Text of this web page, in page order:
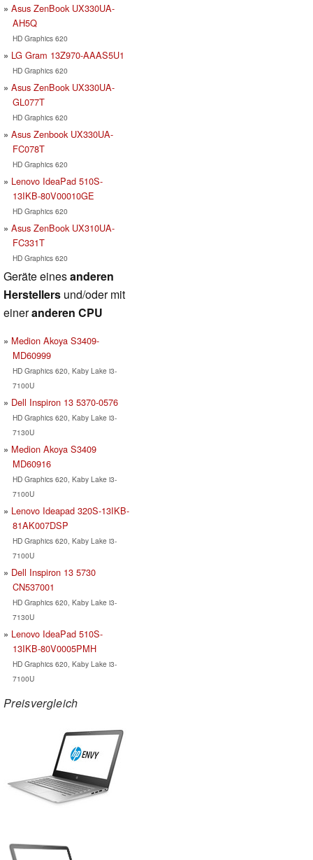
Asus ZenBook UX330UA-
AH5Q
HD Graphics 620
LG Gram 13Z970-AAAS5U1
HD Graphics 620
Asus ZenBook UX330UA-
GL077T
HD Graphics 620
Asus Zenbook UX330UA-
FC078T
HD Graphics 620
Lenovo IdeaPad 510S-
13IKB-80V00010GE
HD Graphics 620
Asus ZenBook UX310UA-
FC331T
HD Graphics 620
Geräte einesanderen
Herstellers und/oder mit
eineranderen CPU
Medion Akoya S3409-
MD60999
HD Graphics 620, Kaby Lake i3-
7100U
Dell Inspiron 13 5370-0576
HD Graphics 620, Kaby Lake i3-
7130U
Medion Akoya S3409
MD60916
HD Graphics 620, Kaby Lake i3-
7100U
Lenovo Ideapad 320S-13IKB-
81AK007DSP
HD Graphics 620, Kaby Lake i3-
7100U
Dell Inspiron 13 5730
CN537001
HD Graphics 620, Kaby Lake i3-
7130U
Lenovo IdeaPad 510S-
13IKB-80V0005PMH
HD Graphics 620, Kaby Lake i3-
7100U
Preisvergleich